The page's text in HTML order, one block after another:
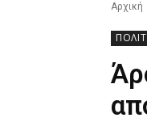
Αρχική